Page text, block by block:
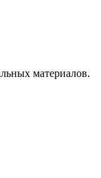
материалов.